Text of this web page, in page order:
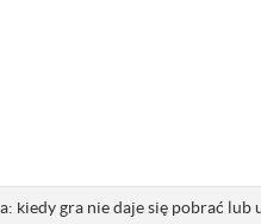
kiedy gra nie daje się pobrać lub